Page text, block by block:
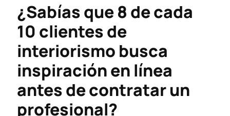
¿Sabías que 8 de cada
10 clientes de
interiorismo busca
inspiración en línea
antes de contratar un
profesional?